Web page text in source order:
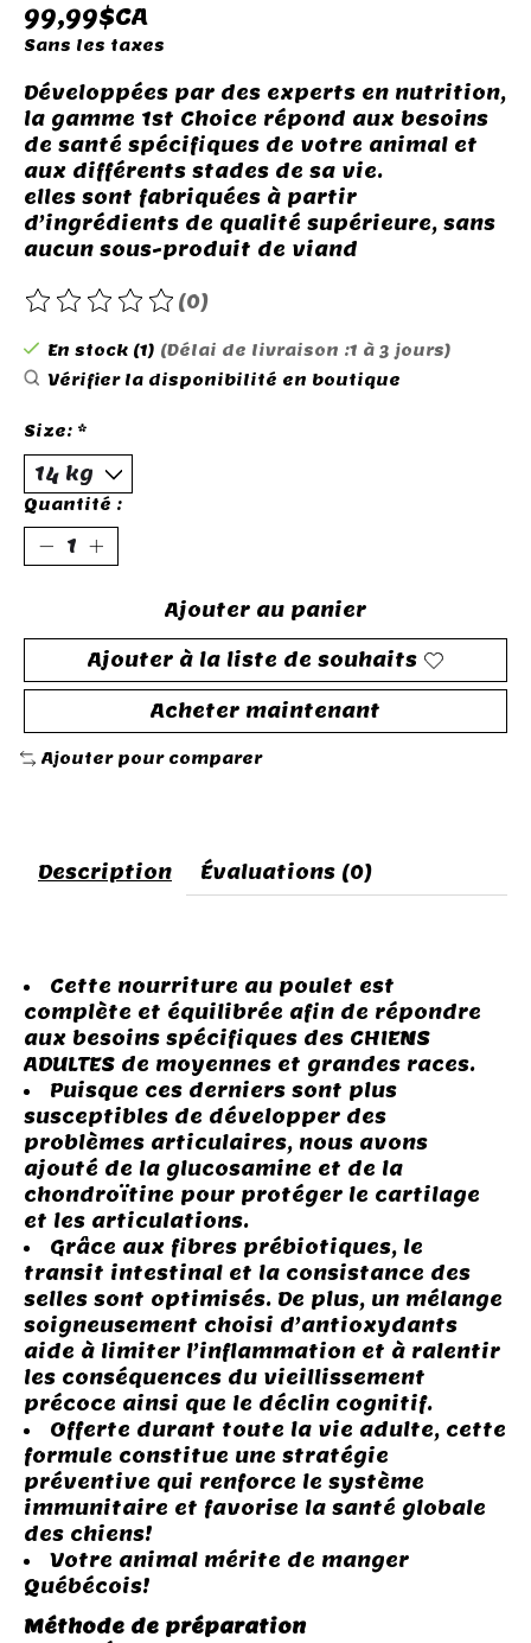
99,99$CA
Sans les taxes
Développées par des experts en nutrition,
la gamme 1st Choice répond aux besoins
de santé spécifiques de votre animal et
aux différents stades de sa vie.
elles sont fabriquées à partir
d’ingrédients de qualité supérieure, sans
aucun sous-produit de viand
Ce produit est évalué à
(0)
En stock (1) (Délai de livraison :1 à 3 jours)
Vérifier la disponibilité en boutique
Size: *
Quantité :
Ajouter au panier
Ajouter à la liste de souhaits
Acheter maintenant
Ajouter pour comparer
Description Évaluations (0)
Cette nourriture au poulet est
complète et équilibrée afin de répondre
aux besoins spécifiques des CHIENS
ADULTES de moyennes et grandes races.
Puisque ces derniers sont plus
susceptibles de développer des
problèmes articulaires, nous avons
ajouté de la glucosamine et de la
chondroïtine pour protéger le cartilage
et les articulations.
Grâce aux fibres prébiotiques, le
transit intestinal et la consistance des
selles sont optimisés. De plus, un mélange
soigneusement choisi d’antioxydants
aide à limiter l’inflammation et à ralentir
les conséquences du vieillissement
précoce ainsi que le déclin cognitif.
Offerte durant toute la vie adulte, cette
formule constitue une stratégie
préventive qui renforce le système
immunitaire et favorise la santé globale
des chiens!
Votre animal mérite de manger
Québécois!
Méthode de préparation